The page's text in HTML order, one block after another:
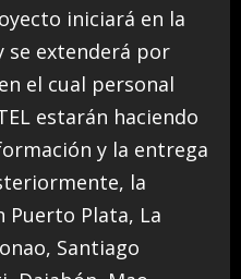
iniciará en la
se extenderá por
el cual personal
estarán haciendo
y la entrega
la
Puerto Plata, La
Santiago